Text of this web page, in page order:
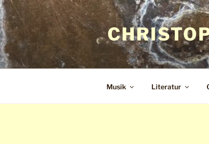
Zum
Inhalt
springen
Musik Literatur